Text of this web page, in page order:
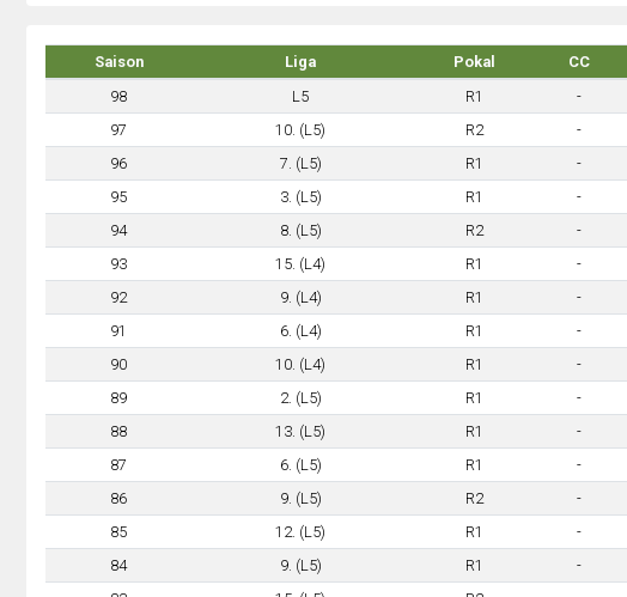
Saison Liga Pokal CC
98
L5 R1 -
97
10. (L5) R2 -
96
7. (L5) R1 -
95
3. (L5) R1 -
94
8. (L5) R2 -
93
15. (L4) R1 -
92
9. (L4) R1 -
91
6. (L4) R1 -
90
10. (L4) R1 -
89
2. (L5) R1 -
88
13. (L5) R1 -
87
6. (L5) R1 -
86
9. (L5) R2 -
85
12. (L5) R1 -
84
9. (L5) R1 -